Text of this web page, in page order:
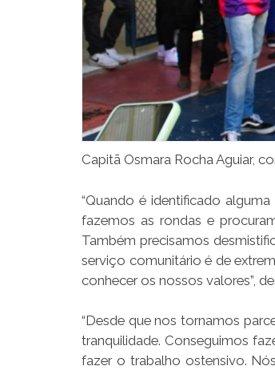
Capitã Osmara Rocha Aguiar,
“Quando é identificado
fazemos as rondas e
Também precisamos
serviço comunitário é de
conhecer os nossos valores”,
“Desde que nos tornamos
tranquilidade. Conseguimos
fazer o trabalho ostensivo.